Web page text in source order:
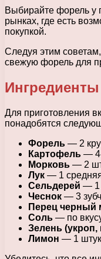
Выбирайте форель у
рынках, где есть
покупкой.
Следуя этим
свежую форель для
Для приготовления
понадобятся
Форель — 2
Картофель —
Морковь — 2
Лук — 1
Сельдерей — 1
Чеснок — 3
Перец черный
Соль — по
Зелень (укроп,
Лимон — 1